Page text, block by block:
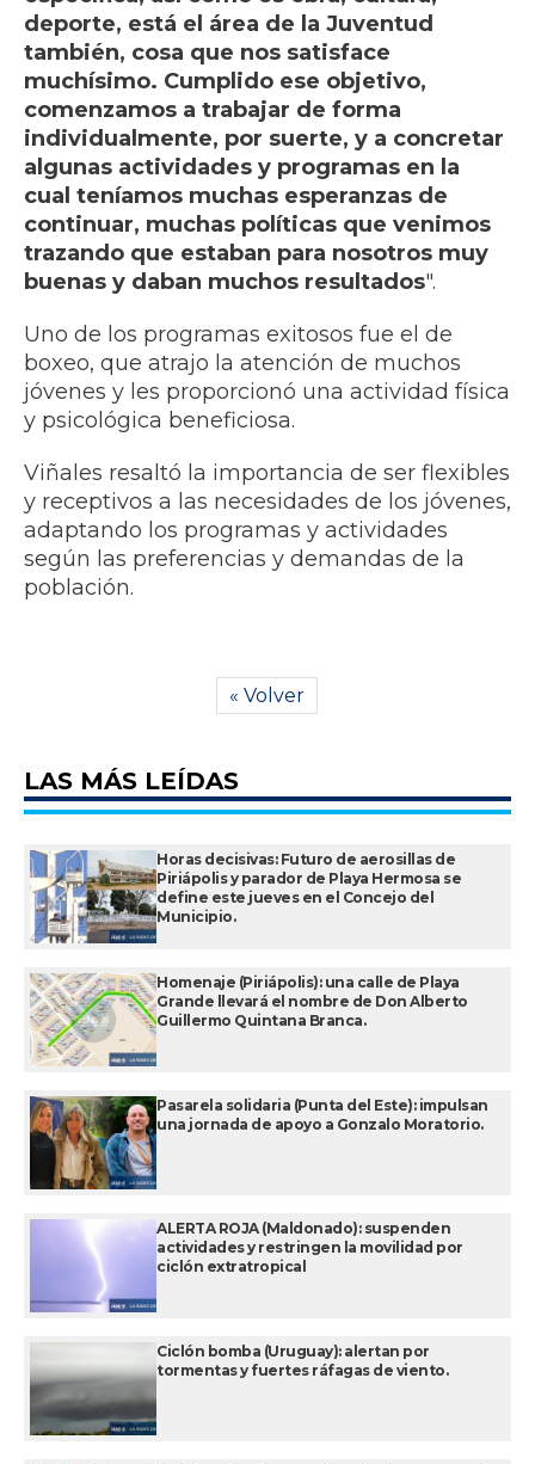
deporte, está el área de la Juventud
también, cosa que nos satisface
muchísimo. Cumplido ese objetivo,
comenzamos a trabajar de forma
individualmente, por suerte, y a concretar
algunas actividades y programas en la
cual teníamos muchas esperanzas de
continuar, muchas políticas que venimos
trazando que estaban para nosotros muy
buenas y daban muchos resultados".
Uno de los programas exitosos fue el de
boxeo, que atrajo la atención de muchos
jóvenes y les proporcionó una actividad física
y psicológica beneficiosa.
Viñales resaltó la importancia de ser flexibles
y receptivos a las necesidades de los jóvenes,
adaptando los programas y actividades
según las preferencias y demandas de la
población.
« Volver
LAS MÁS LEÍDAS
Horas decisivas: Futuro de aerosillas de
Piriápolis y parador de Playa Hermosa se
define este jueves en el Concejo del
Municipio.
Homenaje (Piriápolis): una calle de Playa
Grande llevará el nombre de Don Alberto
Guillermo Quintana Branca.
Pasarela solidaria (Punta del Este): impulsan
una jornada de apoyo a Gonzalo Moratorio.
ALERTA ROJA (Maldonado): suspenden
actividades y restringen la movilidad por
ciclón extratropical
Ciclón bomba (Uruguay): alertan por
tormentas y fuertes ráfagas de viento.